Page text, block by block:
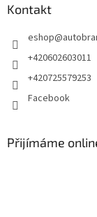
Kontakt
eshop@
+420602603011
+420725579253
Facebook
Přijímáme